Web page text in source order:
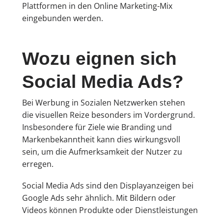
Plattformen in den Online Marketing-Mix
eingebunden werden.
Wozu eignen sich
Social Media Ads?
Bei Werbung in Sozialen Netzwerken stehen
die visuellen Reize besonders im Vordergrund.
Insbesondere für Ziele wie Branding und
Markenbekanntheit kann dies wirkungsvoll
sein, um die Aufmerksamkeit der Nutzer zu
erregen.
Social Media Ads sind den Displayanzeigen bei
Google Ads sehr ähnlich. Mit Bildern oder
Videos können Produkte oder Dienstleistungen